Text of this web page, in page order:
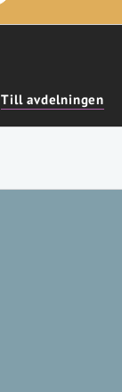
Till avdelningen